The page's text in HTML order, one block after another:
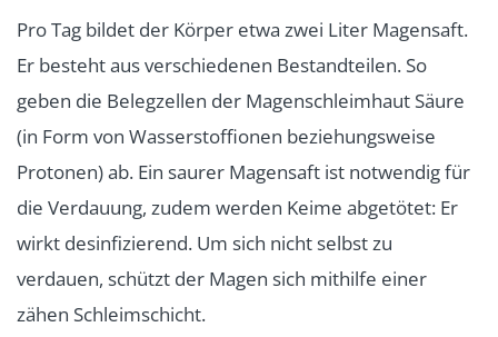
Pro Tag bildet der Körper etwa zwei Liter Magensaft.
Er besteht aus verschiedenen Bestandteilen. So
geben die Belegzellen der Magenschleimhaut Säure
(in Form von Wasserstoffionen beziehungsweise
Protonen) ab. Ein saurer Magensaft ist notwendig für
die Verdauung, zudem werden Keime abgetötet: Er
wirkt desinfizierend. Um sich nicht selbst zu
verdauen, schützt der Magen sich mithilfe einer
zähen Schleimschicht.